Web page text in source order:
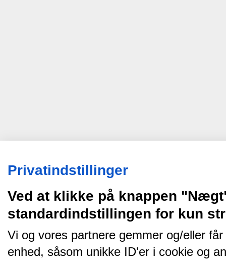
Privatindstillinger
Ved at klikke på knappen
standardindstillingen for kun
Vi og vores partnere gemmer og/eller
enhed, såsom unikke ID'er i cookie og